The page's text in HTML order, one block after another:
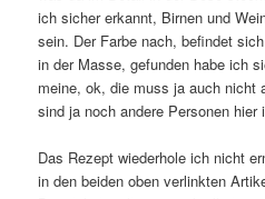
ich sicher erkannt, Birnen und
sein. Der Farbe nach, befindet
in der Masse, gefunden habe ich
meine, ok, die muss ja auch nicht
sind ja noch andere Personen hier
Das Rezept wiederhole ich nicht
in den beiden oben verlinkten